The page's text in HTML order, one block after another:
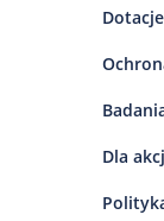
Dotacje
Dla